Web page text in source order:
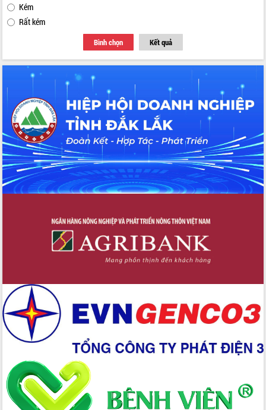
Kém
Rất kém
Bình chọn Kết quả